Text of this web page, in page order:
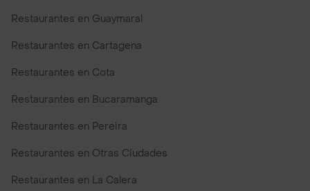
Restaurantes en Guaymaral
Restaurantes en Cartagena
Restaurantes en Cota
Restaurantes en Bucaramanga
Restaurantes en Pereira
Restaurantes en Otras Ciudades
Restaurantes en La Calera